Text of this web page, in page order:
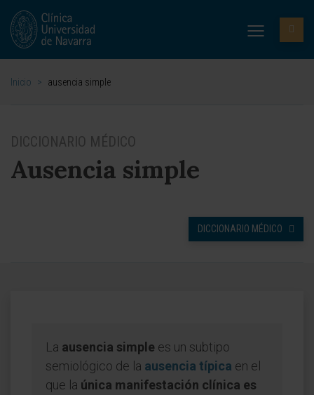
Inicio > ausencia simple
DICCIONARIO MÉDICO
Ausencia simple
DICCIONARIO MÉDICO
La ausencia simple es un subtipo
semiológico de la ausencia típica en el
que la única manifestación clínica es